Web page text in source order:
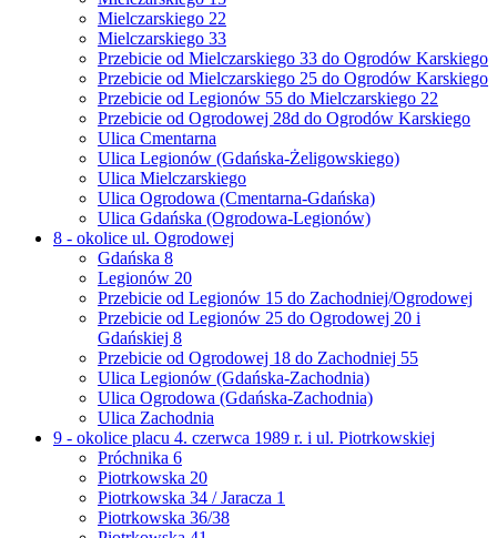
Mielczarskiego 22
Mielczarskiego 33
Przebicie od Mielczarskiego 33 do Ogrodów Karskiego
Przebicie od Mielczarskiego 25 do Ogrodów Karskiego
Przebicie od Legionów 55 do Mielczarskiego 22
Przebicie od Ogrodowej 28d do Ogrodów Karskiego
Ulica Cmentarna
Ulica Legionów (Gdańska-Żeligowskiego)
Ulica Mielczarskiego
Ulica Ogrodowa (Cmentarna-Gdańska)
Ulica Gdańska (Ogrodowa-Legionów)
8 - okolice ul. Ogrodowej
Gdańska 8
Legionów 20
Przebicie od Legionów 15 do Zachodniej/Ogrodowej
Przebicie od Legionów 25 do Ogrodowej 20 i
Gdańskiej 8
Przebicie od Ogrodowej 18 do Zachodniej 55
Ulica Legionów (Gdańska-Zachodnia)
Ulica Ogrodowa (Gdańska-Zachodnia)
Ulica Zachodnia
9 - okolice placu 4. czerwca 1989 r. i ul. Piotrkowskiej
Próchnika 6
Piotrkowska 20
Piotrkowska 34 / Jaracza 1
Piotrkowska 36/38